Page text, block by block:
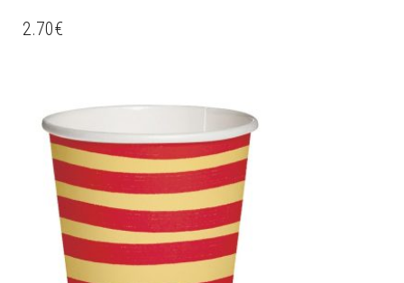
2.70€